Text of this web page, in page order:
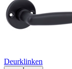
Deurklinken